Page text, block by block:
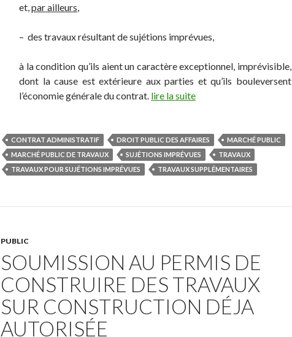
et,par ailleurs,
– des travaux résultant de sujétions imprévues,
à la condition qu’ils aient un caractère exceptionnel, imprévisible,
dont la cause est extérieure aux parties et qu’ils bouleversent
l’économie générale du contrat. lire la suite
CONTRAT ADMINISTRATIF DROIT PUBLIC DES AFFAIRES
MARCHÉ PUBLIC
MARCHÉ PUBLIC DE TRAVAUX
SUJÉTIONS IMPRÉVUES
TRAVAUX
TRAVAUX POUR SUJÉTIONS IMPRÉVUES
TRAVAUX SUPPLÉMENTAIRES
PUBLIC
SOUMISSION AU PERMIS DE
CONSTRUIRE DES TRAVAUX
SUR CONSTRUCTION DÉJA
AUTORISÉE